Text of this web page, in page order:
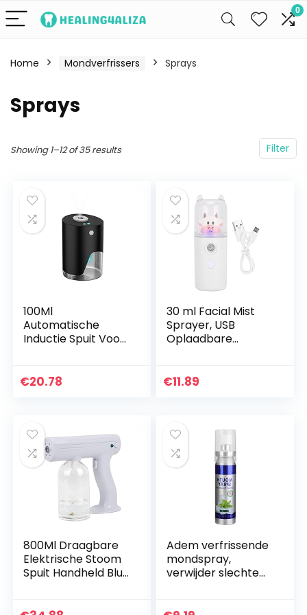
0
Home Mondverfrissers Sprays
Sprays
Filter
Showing 1–12 of 35 results
100Ml
Automatische
Inductie Spuit Voor
Intelligente Alcohol
€20.78
30 ml Facial Mist
Sprayer, USB
Oplaadbare
Spray Handheld
€11.89
800Ml Draagbare
Elektrische Stoom
Spuit Handheld Blu
Adem verfrissende
mondspray,
verwijder slechte